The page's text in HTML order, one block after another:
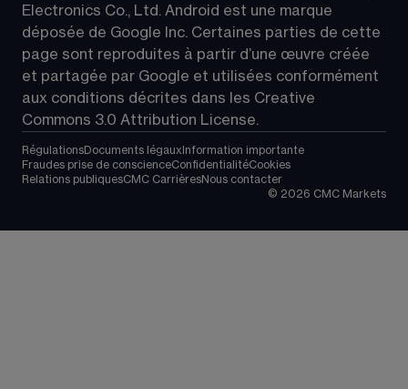
Electronics Co., Ltd. Android est une marque
déposée de Google Inc. Certaines parties de cette
page sont reproduites à partir d’une œuvre créée
et partagée par Google et utilisées conformément
aux conditions décrites dans les Creative
Commons 3.0 Attribution License.
RégulationsDocuments légaux Information importante
Fraudes prise de conscienceConfidentialitéCookies
Relations publiquesCMC CarrièresNous contacter
© 2026 CMC Markets